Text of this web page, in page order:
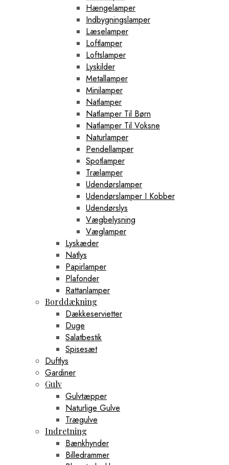
Hængelamper
Indbygningslamper
Læselamper
Loftlamper
Loftslamper
Lyskilder
Metallamper
Minilamper
Natlamper
Natlamper Til Børn
Natlamper Til Voksne
Naturlamper
Pendellamper
Spotlamper
Trælamper
Udendørslamper
Udendørslamper I Kobber
Udendørslys
Vægbelysning
Væglamper
Lyskæder
Natlys
Papirlamper
Plafonder
Rattanlamper
Borddækning
Dækkeservietter
Duge
Salatbestik
Spisesæt
Duftlys
Gardiner
Gulv
Gulvtæpper
Naturlige Gulve
Trægulve
Indretning
Bænkhynder
Billedrammer